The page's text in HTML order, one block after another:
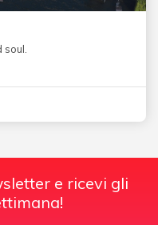
e ricevi gli